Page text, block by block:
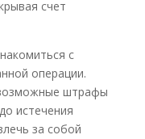
счет
с
операции.
штрафы
истечения
за собой